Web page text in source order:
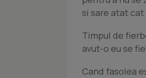
si sare atat
Timpul de
avut-o eu se
Cand fasolea